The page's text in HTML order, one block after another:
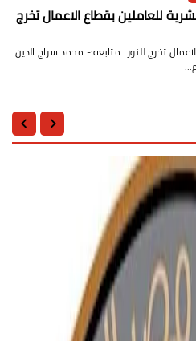
للعاملين بقطاع الاعمال تخرج
تخرج للنور متابعه:- محمد سراج الدين